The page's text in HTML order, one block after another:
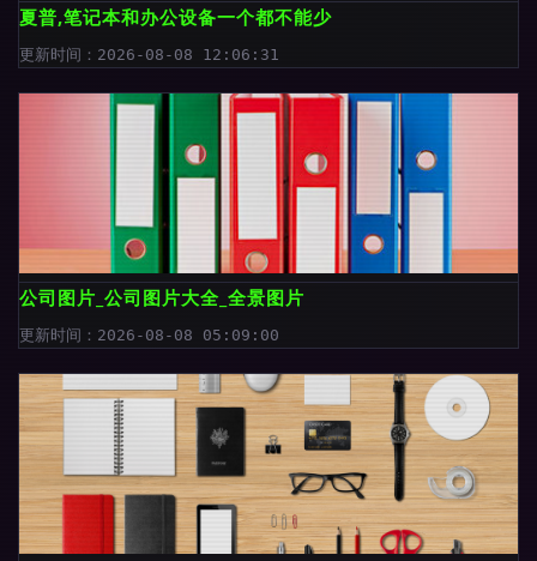
夏普,笔记本和办公设备一个都不能少
更新时间：2026-08-08 12:06:31
公司图片_公司图片大全_全景图片
更新时间：2026-08-08 05:09:00